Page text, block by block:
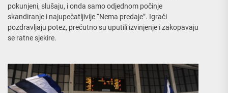
pokunjeni, slušaju, i onda samo odjednom počinje
skandiranje i najupečatljivije “Nema predaje”. Igrači
pozdravljaju potez, prećutno su uputili izvinjenje i zakopavaju
se ratne sjekire.